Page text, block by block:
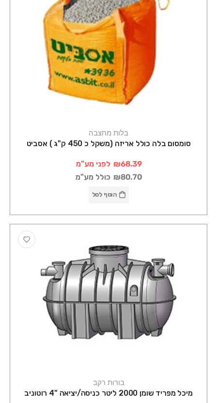
בלות מחצבה
סומסום בלה כולל אריזה (משקל כ 450 ק"ג ) אסביט
₪68.39 לפני מע"מ
₪80.70 כולל מע"מ
הוסף לסל
בורות רקב
מיכל מפריד שומן 2000 ליטר כניסה/יציאה "4 רוטוניב